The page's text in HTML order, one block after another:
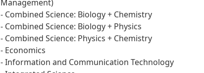
Management)
- Combined Science: Biology + Chemistry
- Combined Science: Biology + Physics
- Combined Science: Physics + Chemistry
- Economics
- Information and Communication Technology